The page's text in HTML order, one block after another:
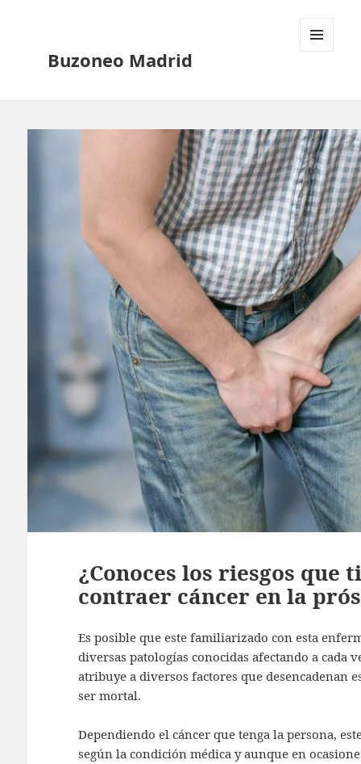
Buzoneo Madrid
Y
WIDGETS
¿Conoces los riesgos que
contraer cáncer en la
Es posible que este familiarizado con esta
diversas patologías conocidas afectando a cada
atribuye a diversos factores que desencadenan
ser mortal.
Dependiendo el cáncer que tenga la persona,
según la condición médica y aunque en